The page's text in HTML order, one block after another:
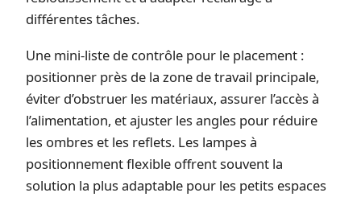
différentes tâches.
Une mini-liste de contrôle pour le placement :
positionner près de la zone de travail principale,
éviter d’obstruer les matériaux, assurer l’accès à
l’alimentation, et ajuster les angles pour réduire
les ombres et les reflets. Les lampes à
positionnement flexible offrent souvent la
solution la plus adaptable pour les petits espaces